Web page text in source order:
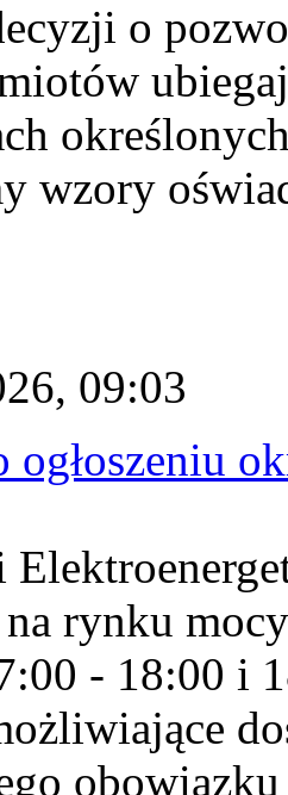
o
wzory
09:03
na rynku
- 18:00 i